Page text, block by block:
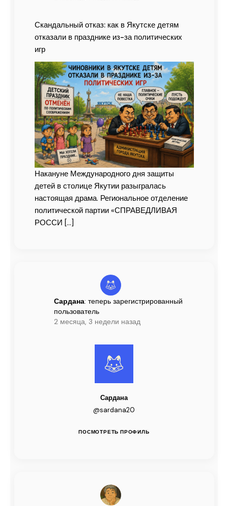
Скандальный отказ: как в Якутске детям
отказали в празднике из-за политических
игр
Накануне Международного дня защиты
детей в столице Якутии разыгралась
настоящая драма. Региональное отделение
политической партии «СПРАВЕДЛИВАЯ
РОССИ […]
Сардана: теперь зарегистрированный
пользователь
2 месяца, 3 недели назад
Сардана
@sardana20
ПОСМОТРЕТЬ ПРОФИЛЬ